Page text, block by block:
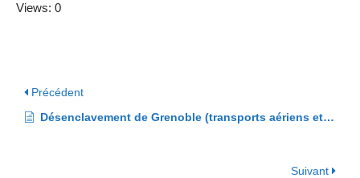
Views: 0
Précédent
Désenclavement de Grenoble (transports aériens et terrestres)
Suivant